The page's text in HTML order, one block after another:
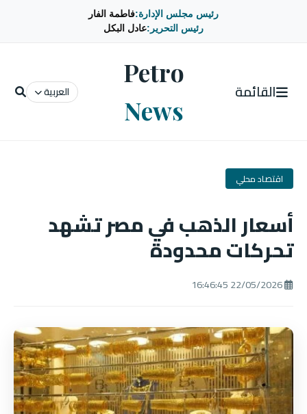
رئيس مجلس الإدارة:فاطمة الفار
رئيس التحرير:عادل البكل
القائمة
Petro
News
العربية
اقتصاد محلي
أسعار الذهب في مصر تشهد
تحركات محدودة